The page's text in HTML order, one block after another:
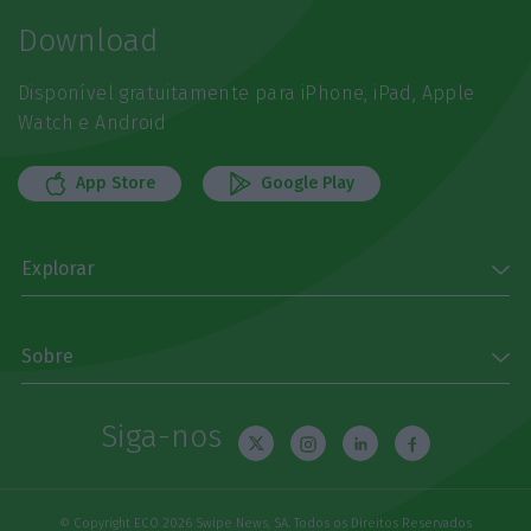
Download
Disponível gratuitamente para iPhone, iPad, Apple
Watch e Android
App Store Google Play
Explorar
Sobre
Siga-nos
© Copyright ECO 2026 Swipe News, SA. Todos os Direitos Reservados